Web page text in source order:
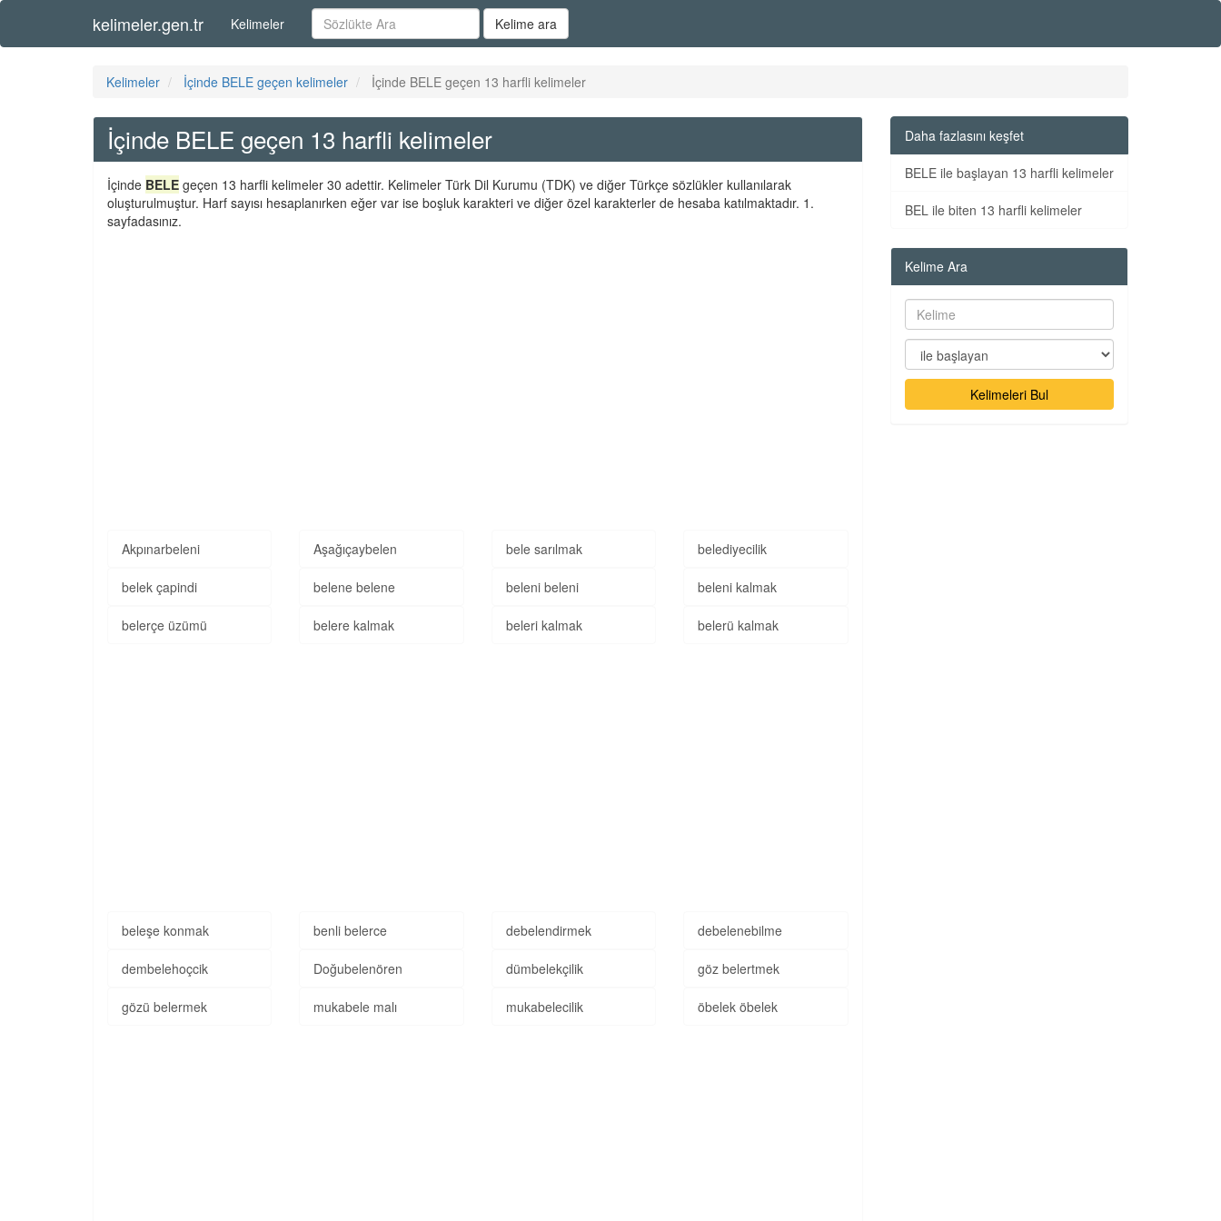
kelimeler.gen.tr Kelimeler Kelime ara
Kelimeler İçinde BELE geçen kelimeler İçinde BELE geçen 13 harfli kelimeler
İçinde BELE geçen 13 harfli kelimeler
İçinde BELE geçen 13 harfli kelimeler 30 adettir. Kelimeler Türk Dil Kurumu (TDK) ve diğer Türkçe sözlükler kullanılarak
oluşturulmuştur. Harf sayısı hesaplanırken eğer var ise boşluk karakteri ve diğer özel karakterler de hesaba katılmaktadır. 1.
sayfadasınız.
Akpınarbeleni Aşağıçaybelen bele sarılmak belediyecilik
belek çapindi belene belene beleni beleni beleni kalmak
belerçe üzümü belere kalmak beleri kalmak belerü kalmak
beleşe konmak benli belerce debelendirmek debelenebilme
dembelehoçcik Doğubelenören dümbelekçilik göz belertmek
gözü belermek mukabele malı mukabelecilik öbelek öbelek
Daha fazlasını keşfet
BELE ile başlayan 13 harfli kelimeler
BEL ile biten 13 harfli kelimeler
Kelime Ara
Kelimeleri Bul